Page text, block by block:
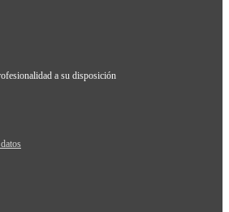
a su disposición